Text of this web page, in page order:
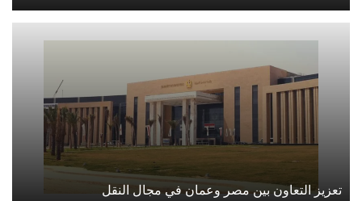
تعزيز التعاون بين مصر وعمان في مجال النقل